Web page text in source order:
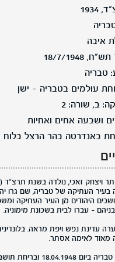
איבה
18/7/1948
טבריה
עולמים בטבריה - ישן
ב, שורה: 2
ושבעה אחים ואחיות
באנדרטה בהר הרצל בלוח
העתיקה של טבריה, שם גרו
התושבים היהודים מן העיר העתיקה
בניהם - עברו לבית בשכונת מימוניה.
עדינת נפש ויפת מראה.
מאוד לאימה אסתר.
לאחר שיחרור טבריה